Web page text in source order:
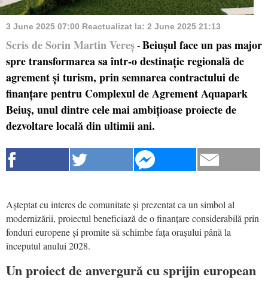
3 June 2025 07:00 Reactualizat la: 2 June 2025 21:13
Scris de Sorin Martin Vereș - Beiușul face un pas major
spre transformarea sa într-o destinație regională de
agrement și turism, prin semnarea contractului de
finanțare pentru Complexul de Agrement Aquapark
Beiuș, unul dintre cele mai ambițioase proiecte de
dezvoltare locală din ultimii ani.
Așteptat cu interes de comunitate și prezentat ca un simbol al
modernizării, proiectul beneficiază de o finanțare considerabilă prin
fonduri europene și promite să schimbe fața orașului până la
începutul anului 2028.
Un proiect de anvergură cu sprijin european